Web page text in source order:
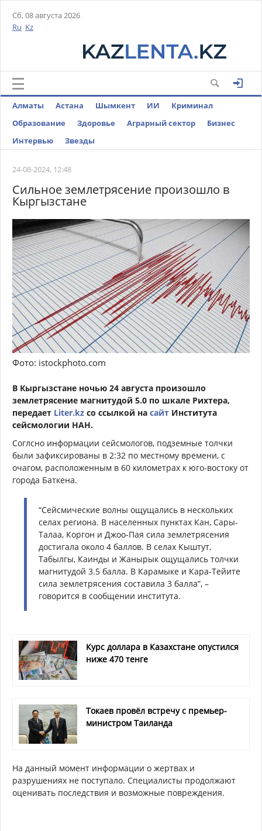
Сб, 08 августа 2026
Ru Kz
Алматы Астана Шымкент ИИ
Криминал
Образование
Здоровье Аграрный сектор
Бизнес
Интервью
Звезды
24-08-2024, 12:48
Сильное землетрясение произошло в
Кыргызстане
Фото: istockphoto.com
В Кыргызстане ночью 24 августа произошло
землетрясение магнитудой 5.0 по шкале Рихтера,
передает Liter.kz со ссылкой на сайт Института
сейсмологии НАН.
Соглсно информации сейсмологов, подземные толчки
были зафиксированы в 2:32 по местному времени, с
очагом, расположенным в 60 километрах к юго-востоку от
города Баткена.
“Сейсмические волны ощущались в нескольких
селах региона. В населенных пунктах Кан, Сары-
Талаа, Коргон и Джоо-Пая сила землетрясения
достигала около 4 баллов. В селах Кыштут,
Табылгы, Каинды и Жанырык ощущались толчки
магнитудой 3.5 балла. В Карамыке и Кара-Тейите
сила землетрясения составила 3 балла”, –
говорится в сообщении института.
Курс доллара в Казахстане опустился
ниже 470 тенге
Токаев провёл встречу с премьер-
министром Таиланда
На данный момент информации о жертвах и
разрушениях не поступало. Специалисты продолжают
оценивать последствия и возможные повреждения.